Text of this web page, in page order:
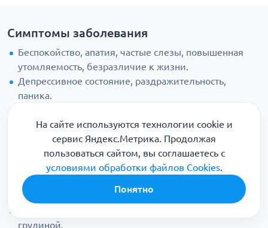
Симптомы заболевания
Беспокойство, апатия, частые слезы, повышенная
утомляемость, безразличие к жизни.
Депрессивное состояние, раздражительность,
паника.
неряшливость, невозможность сконцентрировать
внимание на чем-то одном, рассеянность.
Позиция оборонения, заниженная самооценка,
деспотичность в стрессовых условиях.
Потеря самостоятельности, трудности с принятием и
выполнением решений, чувство вины.
грудиной.
На сайте используются технологии cookie и
сервис Яндекс.Метрика. Продолжая
пользоваться сайтом, вы соглашаетесь с
условиями обработки файлов Cookies.
Понятно